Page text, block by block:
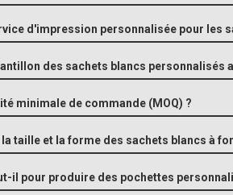
Options de cravates
d'impression personnalisée pour les
des sachets blancs personnalisés
minimale de commande (MOQ) ?
taille et la forme des sachets blancs à
il pour produire des pochettes